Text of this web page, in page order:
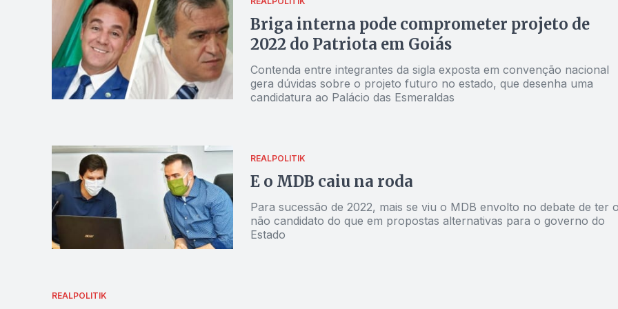
Briga interna pode comprometer projeto de
2022 do Patriota em Goiás
Contenda entre integrantes da sigla exposta em convenção nacional
gera dúvidas sobre o projeto futuro no estado, que desenha uma
candidatura ao Palácio das Esmeraldas
REALPOLITIK
E o MDB caiu na roda
Para sucessão de 2022, mais se viu o MDB envolto no debate de ter
não candidato do que em propostas alternativas para o governo do
Estado
REALPOLITIK